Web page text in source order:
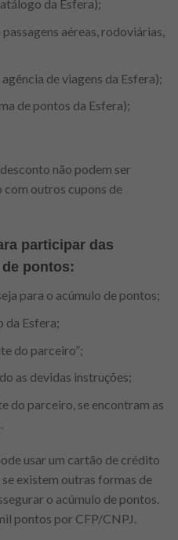
da Esfera);
aéreas, rodoviárias,
de viagens da Esfera);
de pontos da Esfera);
não podem ser
outros cupons de
participar das
pontos:
para o acúmulo de pontos;
da Esfera;
do parceiro”;
as devidas instruções;
do parceiro, se encontram as
usar um cartão de crédito
existem outras formas de
o acúmulo de pontos.
pontos por CFP/CNPJ.